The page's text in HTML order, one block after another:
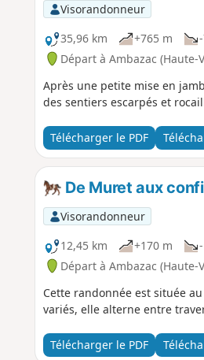
Visorandonneur
35,96 km
+765 m
Départ à Ambazac (Haute-
Après une petite mise en
des sentiers escarpés et
Télécharger le PDF
De Muret aux
Visorandonneur
12,45 km
+170 m
Départ à Ambazac (Haute-
Cette randonnée est située
variés, elle alterne entre
Télécharger le PDF